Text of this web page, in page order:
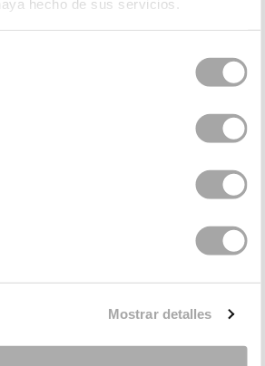
hecho de sus servicios.
Mostrar detalles